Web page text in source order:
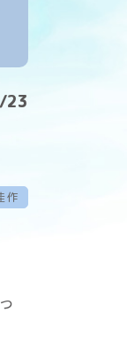
23
作